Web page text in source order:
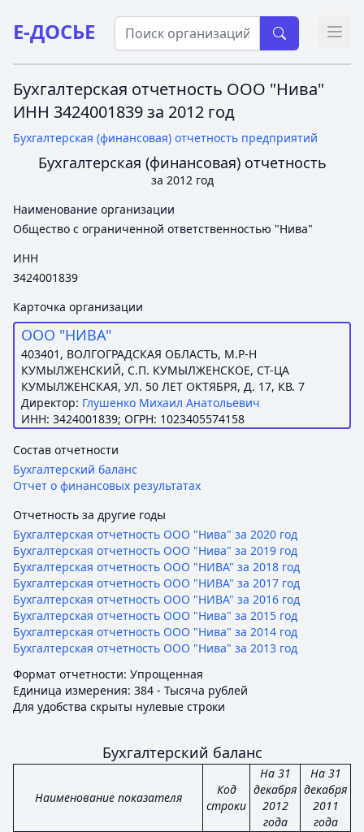
Е-ДОСЬЕ
Бухгалтерская отчетность ООО "Нива"
ИНН 3424001839 за 2012 год
Бухгалтерская (финансовая) отчетность предприятий
Бухгалтерская (финансовая) отчетность
за 2012 год
Наименование организации
Общество с ограниченной ответственностью "Нива"
ИНН
3424001839
Карточка организации
ООО "НИВА"
403401, ВОЛГОГРАДСКАЯ ОБЛАСТЬ, М.Р-Н
КУМЫЛЖЕНСКИЙ, С.П. КУМЫЛЖЕНСКОЕ, СТ-ЦА
КУМЫЛЖЕНСКАЯ, УЛ. 50 ЛЕТ ОКТЯБРЯ, Д. 17, КВ. 7
Директор: Глушенко Михаил Анатольевич
ИНН: 3424001839; ОГРН: 1023405574158
Состав отчетности
Бухгалтерский баланс
Отчет о финансовых результатах
Отчетность за другие годы
Бухгалтерская отчетность ООО "Нива" за 2020 год
Бухгалтерская отчетность ООО "Нива" за 2019 год
Бухгалтерская отчетность ООО "НИВА" за 2018 год
Бухгалтерская отчетность ООО "НИВА" за 2017 год
Бухгалтерская отчетность ООО "НИВА" за 2016 год
Бухгалтерская отчетность ООО "Нива" за 2015 год
Бухгалтерская отчетность ООО "Нива" за 2014 год
Бухгалтерская отчетность ООО "Нива" за 2013 год
Формат отчетности: Упрощенная
Единица измерения: 384 - Тысяча рублей
Для удобства скрыты нулевые строки
Бухгалтерский баланс
Наименование показателя
Код
строки
На 31
декабря
2012
года
На 31
декабря
2011
года